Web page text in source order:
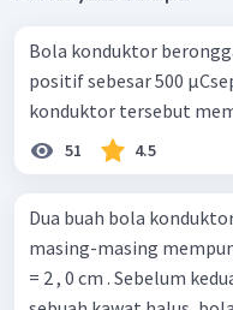
Bola konduktor
positif sebesar 500 µCseperti
konduktor tersebut
51 4.5
Dua buah bola
masing-masing
= 2 , 0 cm . Sebelum